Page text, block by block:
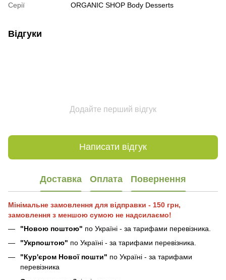
Серії
ORGANIC SHOP Body Desserts
Відгуки
Додайте перший відгук
Написати відгук
Доставка Оплата Повернення
Мінімальне замовлення для відправки - 150 грн,
замовлення з меншою сумою не надсилаємо!
"Новою поштою" по Україні - за тарифами перевізника.
"Укрпоштою" по Україні - за тарифами перевізника.
"Кур'єром Нової пошти" по Україні - за тарифами
перевізника